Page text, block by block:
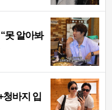
못 알아봐
청바지 입